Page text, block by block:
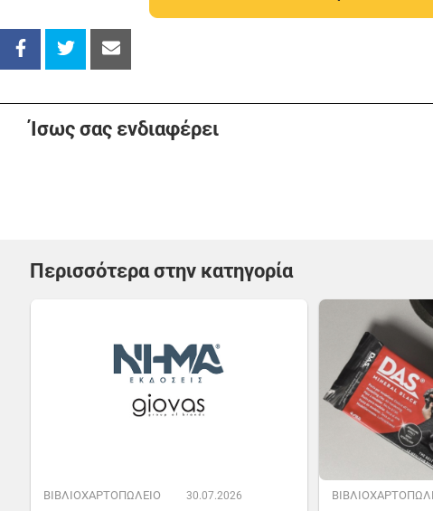
Ίσως σας ενδιαφέρει
Περισσότερα στην κατηγορία
ΒΙΒΛΙΟΧΑΡΤΟΠΩΛΕΙΟ 30.07.2026